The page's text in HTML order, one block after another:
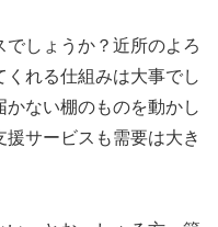
しょうか？近所のよろ
れる仕組みは大事でし
かない棚のものを動かし
サービスも需要は大き